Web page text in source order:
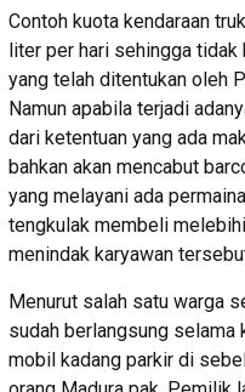
Contoh kuota kendaraan
liter per hari sehingga
yang telah ditentukan oleh
Namun apabila terjadi
dari ketentuan yang ada
bahkan akan mencabut
yang melayani ada
tengkulak membeli
menindak karyawan
Menurut salah satu warga
sudah berlangsung selama
mobil kadang parkir di